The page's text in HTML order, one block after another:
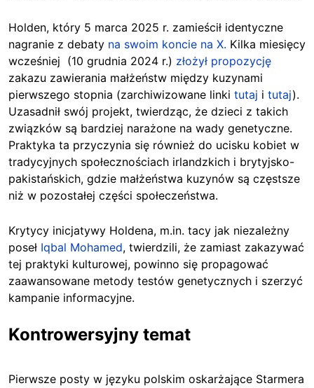
Holden, który 5 marca 2025 r. zamieścił identyczne
nagranie z debaty na swoim koncie na X. Kilka miesięcy
wcześniej (10 grudnia 2024 r.) złożył propozycję
zakazu zawierania małżeństw między kuzynami
pierwszego stopnia (zarchiwizowane linki tutaj i tutaj).
Uzasadnił swój projekt, twierdząc, że dzieci z takich
związków są bardziej narażone na wady genetyczne.
Praktyka ta przyczynia się również do ucisku kobiet w
tradycyjnych społecznościach irlandzkich i brytyjsko-
pakistańskich, gdzie małżeństwa kuzynów są częstsze
niż w pozostałej części społeczeństwa.
Krytycy inicjatywy Holdena, m.in. tacy jak niezależny
poseł Iqbal Mohamed, twierdzili, że zamiast zakazywać
tej praktyki kulturowej, powinno się propagować
zaawansowane metody testów genetycznych i szerzyć
kampanie informacyjne.
Kontrowersyjny temat
Pierwsze posty w języku polskim oskarżające Starmera